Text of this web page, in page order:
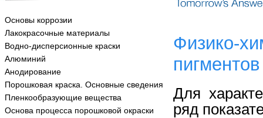
Основы коррозии
Лакокрасочные материалы
Водно-дисперсионные краски
Алюминий
Анодирование
Порошковая краска. Основные сведения
Пленкообразующие вещества
Основа процесса порошковой окраски
Физико-
пигментов
Для
ряд